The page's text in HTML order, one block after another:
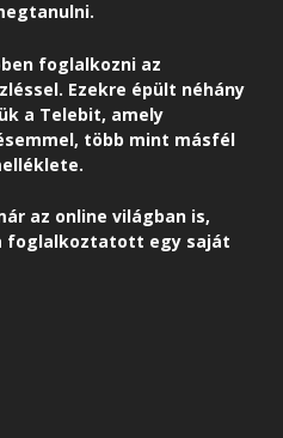
foglalkozni az
Ezekre épült néhány
a Telebit, amely
több mint másfél
az online világban is,
foglalkoztatott egy saját